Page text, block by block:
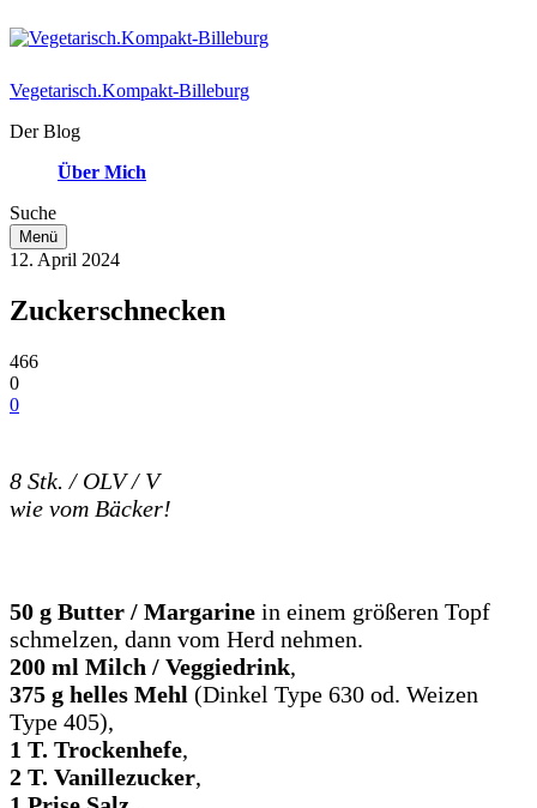
Vegetarisch.Kompakt-Billeburg
Der Blog
Über Mich
Suche
Menü
12. April 2024
Zuckerschnecken
466
0
0
8 Stk. / OLV / V
wie vom Bäcker!
50 g Butter / Margarine in einem größeren Topf
schmelzen, dann vom Herd nehmen.
200 ml Milch / Veggiedrink,
375 g helles Mehl (Dinkel Type 630 od. Weizen
Type 405),
1 T. Trockenhefe,
2 T. Vanillezucker,